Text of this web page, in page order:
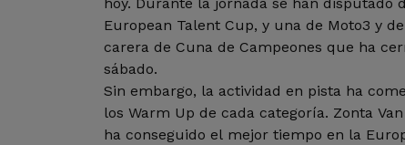
European Talent Cup, y una de Moto3 y
carera de Cuna de Campeones que ha
sábado.
Sin embargo, la actividad en pista ha
los Warm Up de cada categoría. Zonta
ha conseguido el mejor tiempo en la